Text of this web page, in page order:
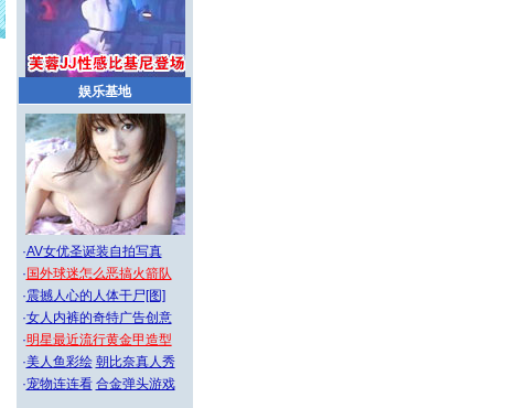
娱乐基地
·AV女优圣诞装自拍写真
· 国外球迷怎么恶搞火箭队
·震撼人心的人体干尸[图]
·女人内裤的奇特广告创意
·明星最近流行黄金甲造型
·美人鱼彩绘 朝比奈真人秀
·宠物连连看 合金弹头游戏